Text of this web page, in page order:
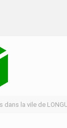
dans la vile de